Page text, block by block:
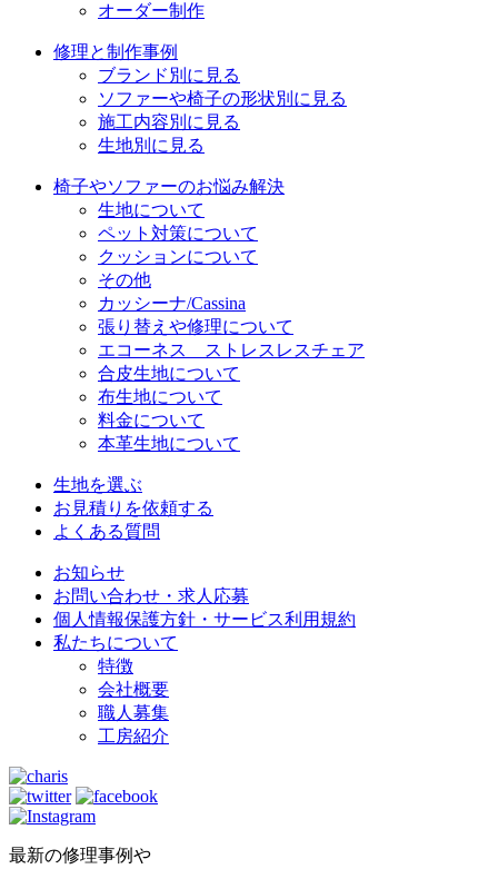
オーダー制作
修理と制作事例
ブランド別に見る
ソファーや椅子の形状別に見る
施工内容別に見る
生地別に見る
椅子やソファーのお悩み解決
生地について
ペット対策について
クッションについて
その他
カッシーナ/Cassina
張り替えや修理について
エコーネス ストレスレスチェア
合皮生地について
布生地について
料金について
本革生地について
生地を選ぶ
お見積りを依頼する
よくある質問
お知らせ
お問い合わせ・求人応募
個人情報保護方針・サービス利用規約
私たちについて
特徴
会社概要
職人募集
工房紹介
最新の修理事例や